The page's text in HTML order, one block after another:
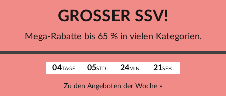
04TAGE 05STD. 24MIN. 21SEK.
Zu den Angeboten der Woche »
GROSSER SSV!
Mega-Rabatte bis 65 % in vielen Kategorien.